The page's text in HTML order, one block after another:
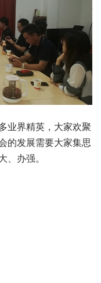
业界精英，大家欢聚
的发展需要大家集思
、办强。